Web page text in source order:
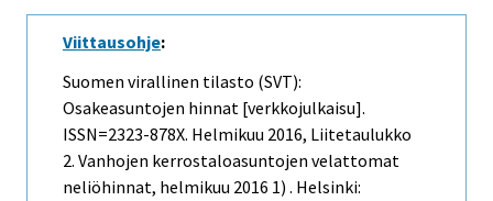
Viittausohje:
Suomen virallinen tilasto (SVT):
Osakeasuntojen hinnat [verkkojulkaisu].
ISSN=2323-878X. Helmikuu 2016, Liitetaulukko
2. Vanhojen kerrostaloasuntojen velattomat
neliöhinnat, helmikuu 2016 1) . Helsinki: